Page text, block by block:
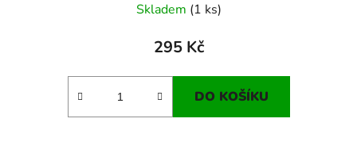
Skladem (1 ks)
295 Kč
DO KOŠÍKU